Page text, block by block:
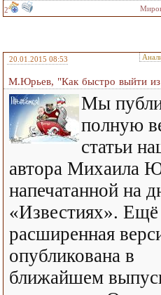
2
20.01.2015 08:53
М.Юрьев, "Как быстро выйти из
Мы
полную
статьи
автора Михаила
напечатанной на
«Известиях». Ещё
расширенная
опубликована в
ближайшем